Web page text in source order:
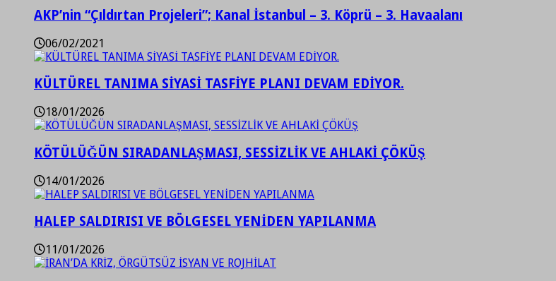
AKP’nin “Çıldırtan Projeleri”; Kanal İstanbul – 3. Köprü – 3. Havaalanı
06/02/2021
KÜLTÜREL TANIMA SİYASİ TASFİYE PLANI DEVAM EDİYOR.
18/01/2026
KÖTÜLÜĞÜN SIRADANLAŞMASI, SESSİZLİK VE AHLAKİ ÇÖKÜŞ
14/01/2026
HALEP SALDIRISI VE BÖLGESEL YENİDEN YAPILANMA
11/01/2026